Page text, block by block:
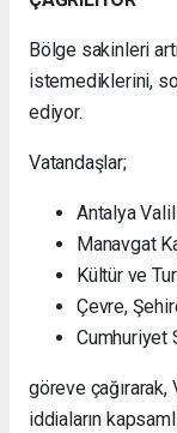
Bölge sakinleri
istemediklerini,
ediyor.
Vatandaşlar;
Antalya
Manavgat
Kültür ve
Çevre,
Cumhuriyet
göreve
iddiaların